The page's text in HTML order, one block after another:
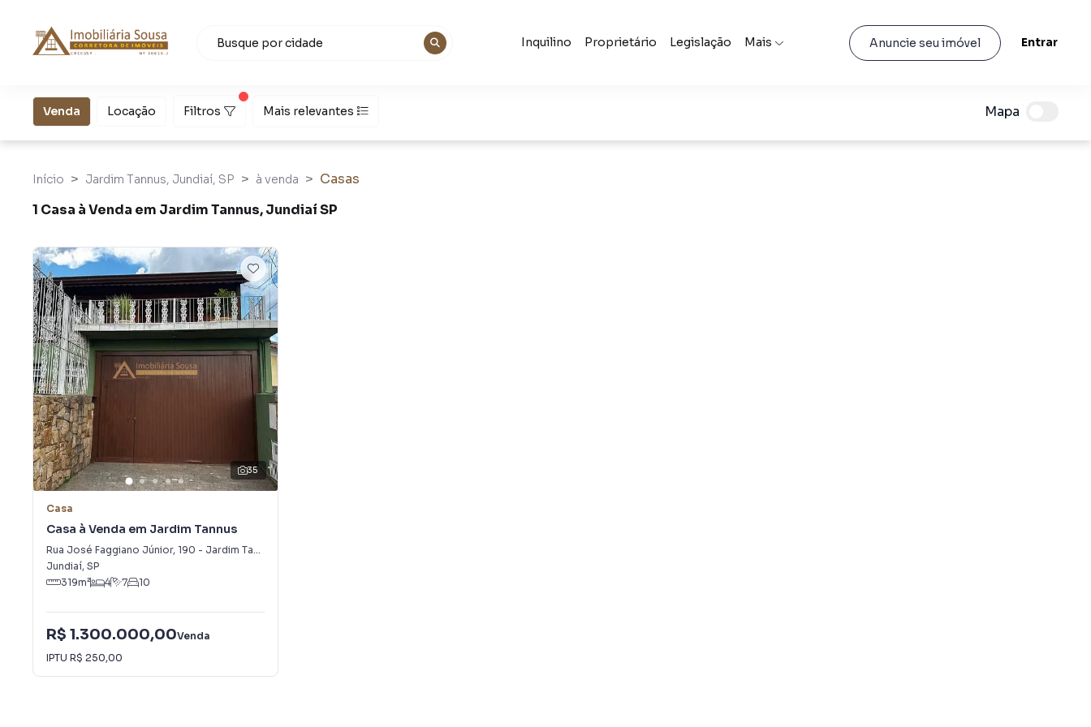
Inquilino Proprietário Legislação Mais Anuncie seu imóvel Entrar
Venda Locação Filtros Mais relevantes Mapa
Início Jardim Tannus, Jundiaí, SP à venda
Casas
1 Casa à Venda em Jardim Tannus, Jundiaí SP
35
Casa
Casa à Venda em Jardim Tannus
Rua José Faggiano Júnior, 190 - Jardim Tannus
Jundiaí, SP
319m² 4 7 10
R$ 1.300.000,00Venda
IPTU R$ 250,00